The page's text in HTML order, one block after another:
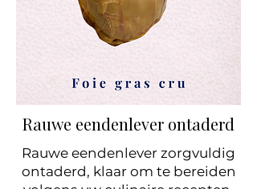
Rauwe eendenlever ontaderd
Rauwe eendenlever zorgvuldig
ontaderd, klaar om te bereiden